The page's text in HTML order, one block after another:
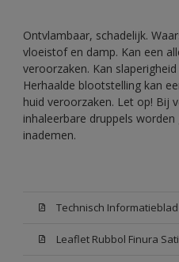
Ontvlambaar, schadelijk.
vloeistof en damp. Kan een
veroorzaken. Kan
Herhaalde blootstelling kan
huid veroorzaken. Let op! Bij
inhaleerbare druppels
inademen.
Leaflet Rubbol Finura